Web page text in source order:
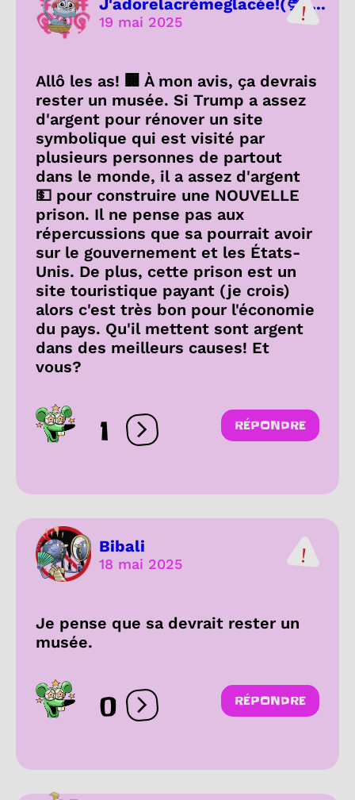
19 mai 2025
Allô les as! 🏢 À mon avis, ça devrais
rester un musée. Si Trump a assez
d'argent pour rénover un site
symbolique qui est visité par
plusieurs personnes de partout
dans le monde, il a assez d'argent
💵 pour construire une NOUVELLE
prison. Il ne pense pas aux
répercussions que sa pourrait avoir
sur le gouvernement et les États-
Unis. De plus, cette prison est un
site touristique payant (je crois)
alors c'est très bon pour l'économie
du pays. Qu'il mettent sont argent
dans des meilleurs causes! Et
vous?
1 Ouvrir les réactions
RÉPONDRE
Bibali
18 mai 2025
Je pense que sa devrait rester un
musée.
0 Ouvrir les réactions
RÉPONDRE